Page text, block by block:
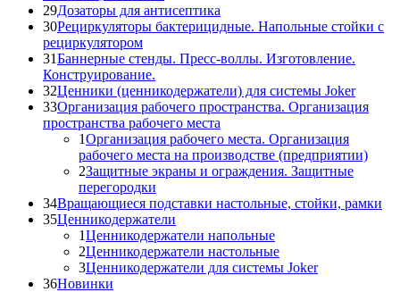
29Дозаторы для антисептика
30Рециркуляторы бактерицидные. Напольные стойки с
рециркулятором
31Баннерные стенды. Пресс-воллы. Изготовление.
Конструирование.
32Ценники (ценникодержатели) для системы Joker
33Организация рабочего пространства. Организация
пространства рабочего места
1Организация рабочего места. Организация
рабочего места на производстве (предприятии)
2Защитные экраны и ограждения. Защитные
перегородки
34Вращающиеся подставки настольные, стойки, рамки
35Ценникодержатели
1Ценникодержатели напольные
2Ценникодержатели настольные
3Ценникодержатели для системы Joker
36Новинки